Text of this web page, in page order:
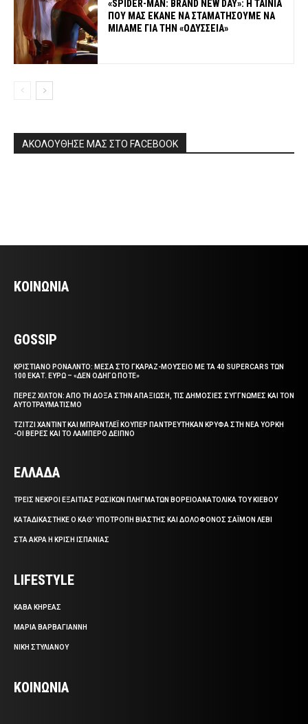
«SPIDER-MAN: BRAND NEW DAY»: Η ΤΑΙΝΙΑ
ΠΟΥ ΜΑΣ ΕΚΑΝΕ ΝΑ ΣΤΑΜΑΤΗΣΟΥΜΕ ΝΑ
ΜΙΛΑΜΕ ΓΙΑ ΤΗΝ «ΟΔΥΣΣΕΙΑ»
ΑΚΟΛΟΥΘΗΣΕ ΜΑΣ ΣΤΟ FACEBOOK
ΚΟΙΝΩΝΙΑ
GOSSIP
ΚΡΙΣΤΙΑΝΟ ΡΟΝΑΛΝΤΟ: ΜΕΣΑ ΣΤΟ ΓΚΑΡΑΖ-ΜΟΥΣΕΙΟ ΜΕ ΤΑ 40 SUPERCARS ΤΩΝ
100 ΕΚΑΤ. ΕΥΡΩ – «ΔΕΝ ΟΔΗΓΩ ΠΟΤΕ»
ΠΕΡΕΖ ΧΙΛΤΟΝ: ΑΠΟ ΤΗ ΔΟΞΑ ΣΤΗΝ ΑΠΑΞΙΩΣΗ, ΤΙΣ ΔΗΜΟΣΙΕΣ ΣΥΓΓΝΩΜΕΣ ΚΑΙ ΤΟΝ
ΑΥΤΟΤΡΑΥΜΑΤΙΣΜΟ
ΤΖΙΤΖΙ ΧΑΝΤΙΝΤ ΚΑΙ ΜΠΡΑΝΤΛΕΪ ΚΟΥΠΕΡ ΠΑΝΤΡΕΥΤΗΚΑΝ ΚΡΥΦΑ ΣΤΗ ΝΕΑ ΥΟΡΚΗ
-ΟΙ ΒΕΡΕΣ ΚΑΙ ΤΟ ΛΑΜΠΕΡΟ ΔΕΙΠΝΟ
ΕΛΛΑΔΑ
ΤΡΕΙΣ ΝΕΚΡΟΙ ΕΞΑΙΤΙΑΣ ΡΩΣΙΚΩΝ ΠΛΗΓΜΑΤΩΝ ΒΟΡΕΙΟΑΝΑΤΟΛΙΚΑ ΤΟΥ ΚΙΕΒΟΥ
ΚΑΤΑΔΙΚΑΣΤΗΚΕ Ο ΚΑΘ’ ΥΠΟΤΡΟΠΗ ΒΙΑΣΤΗΣ ΚΑΙ ΔΟΛΟΦΟΝΟΣ ΣΑΪΜΟΝ ΛΕΒΙ
ΣΤΑ ΑΚΡΑ Η ΚΡΙΣΗ ΙΣΠΑΝΙΑΣ
LIFESTYLE
ΚΑΒΑ ΚΗΡΕΑΣ
ΜΑΡΙΑ ΒΑΡΒΑΓΙΑΝΝΗ
ΝΙΚΗ ΣΤΥΛΙΑΝΟΥ
ΚΟΙΝΩΝΙΑ